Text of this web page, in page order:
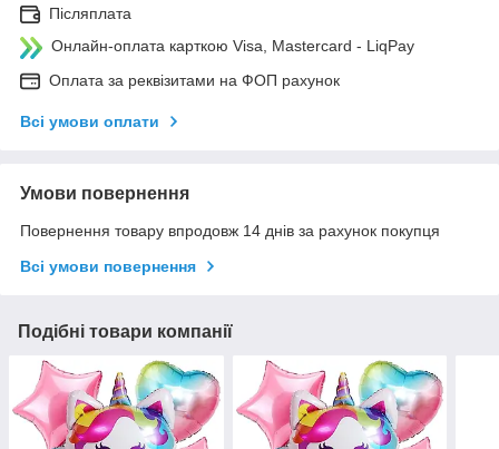
Післяплата
Онлайн-оплата карткою Visa, Mastercard - LiqPay
Оплата за реквізитами на ФОП рахунок
Всі умови оплати
Умови повернення
Повернення товару впродовж 14 днів за рахунок покупця
Всі умови повернення
Подібні товари компанії